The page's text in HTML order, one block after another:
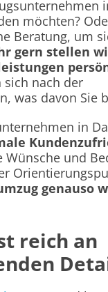
möchten?
Beratung, um
gern stellen
sich nach der
was davon Sie
in
Wünsche und
genauso
reich an